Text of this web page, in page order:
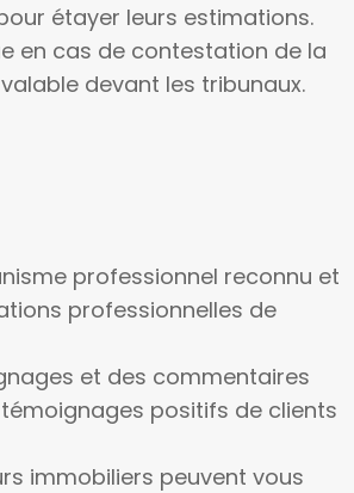
étayer leurs estimations.
en cas de contestation de la
devant les tribunaux.
professionnel reconnu et
professionnelles de
et des commentaires
positifs de clients
immobiliers peuvent vous